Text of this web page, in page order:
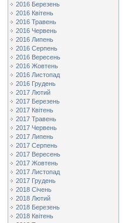
2016 Березень
2016 Квітень
2016 Травень
2016 Червень
2016 Липень
2016 Серпень
2016 Вересень
2016 Жовтень
2016 Листопад
2016 Грудень
2017 Лютий
2017 Березень
2017 Квітень
2017 Травень
2017 Червень
2017 Липень
2017 Серпень
2017 Вересень
2017 Жовтень
2017 Листопад
2017 Грудень
2018 Січень
2018 Лютий
2018 Березень
2018 Квітень